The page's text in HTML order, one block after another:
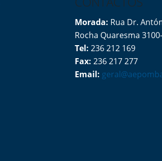
Morada: Rua Dr.
Rocha Quaresma
Tel: 236 212 169
Fax: 236 217 277
Email: